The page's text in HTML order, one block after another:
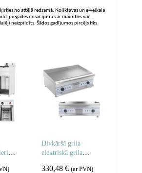
no attēlā redzamā. Noliktavas un e-veikala
piegādes nosacījumi var mainīties vai
neizpildīts. Šādos gadījumos pircējs tiks
Divkāršā grila
elektriskā grila
330,48€ (ar PVN)